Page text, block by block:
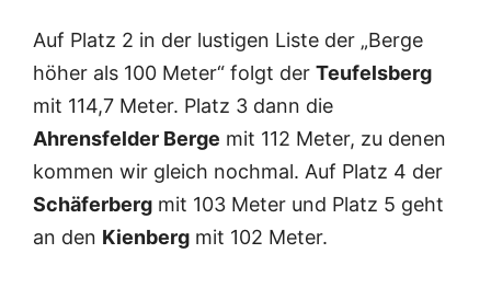
Auf Platz 2 in der lustigen Liste der „Berge
höher als 100 Meter“ folgt der Teufelsberg
mit 114,7 Meter. Platz 3 dann die
Ahrensfelder Berge mit 112 Meter, zu denen
kommen wir gleich nochmal. Auf Platz 4 der
Schäferberg mit 103 Meter und Platz 5 geht
an den Kienberg mit 102 Meter.